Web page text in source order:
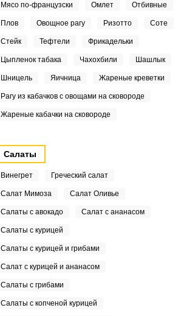
Мясо по-французски Омлет Отбивные
Плов Овощное рагу Ризотто Соте
Стейк Тефтели Фрикадельки
Цыпленок табака Чахохбили Шашлык
Шницель Яичница Жареные креветки
Рагу из кабачков с овощами на сковороде
Жареные кабачки на сковороде
Салаты
Винегрет Греческий салат
Салат Мимоза Салат Оливье
Салаты с авокадо Салат с ананасом
Салаты с курицей
Салаты с курицей и грибами
Салат с курицей и ананасом
Салаты с грибами
Салаты с копченой курицей